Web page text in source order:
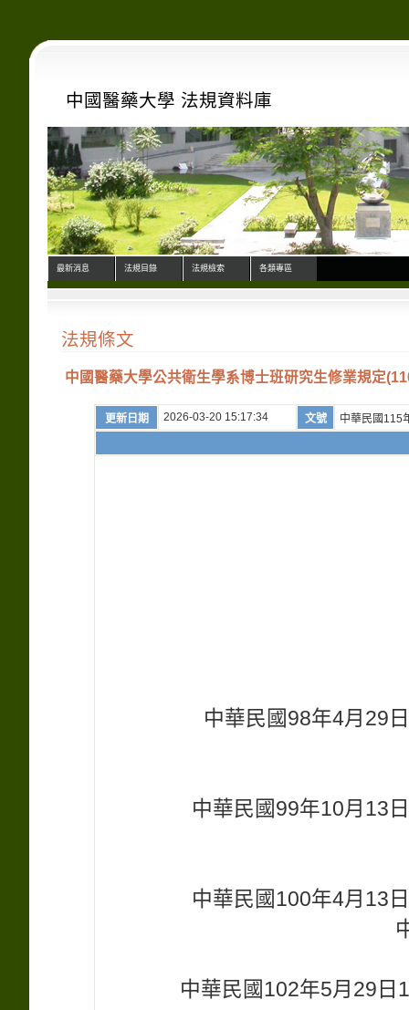
中國醫藥大學 法規資料庫
最新消息 法規目錄 法規檢索 各類專區
法規條文
中國醫藥大學公共衛生學系博士班研究生修業規定
更新日期 2026-03-20 15:17:34 文號 中華民國115
中華民國98年4月29
中華民國99年10月13
中華民國100年4月13
中華民國102年5月29日